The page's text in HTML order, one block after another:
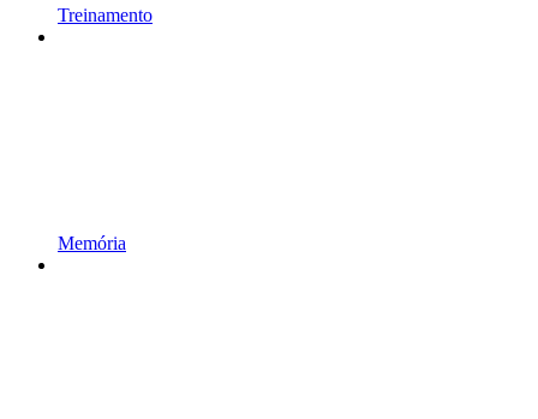
Treinamento
Memória